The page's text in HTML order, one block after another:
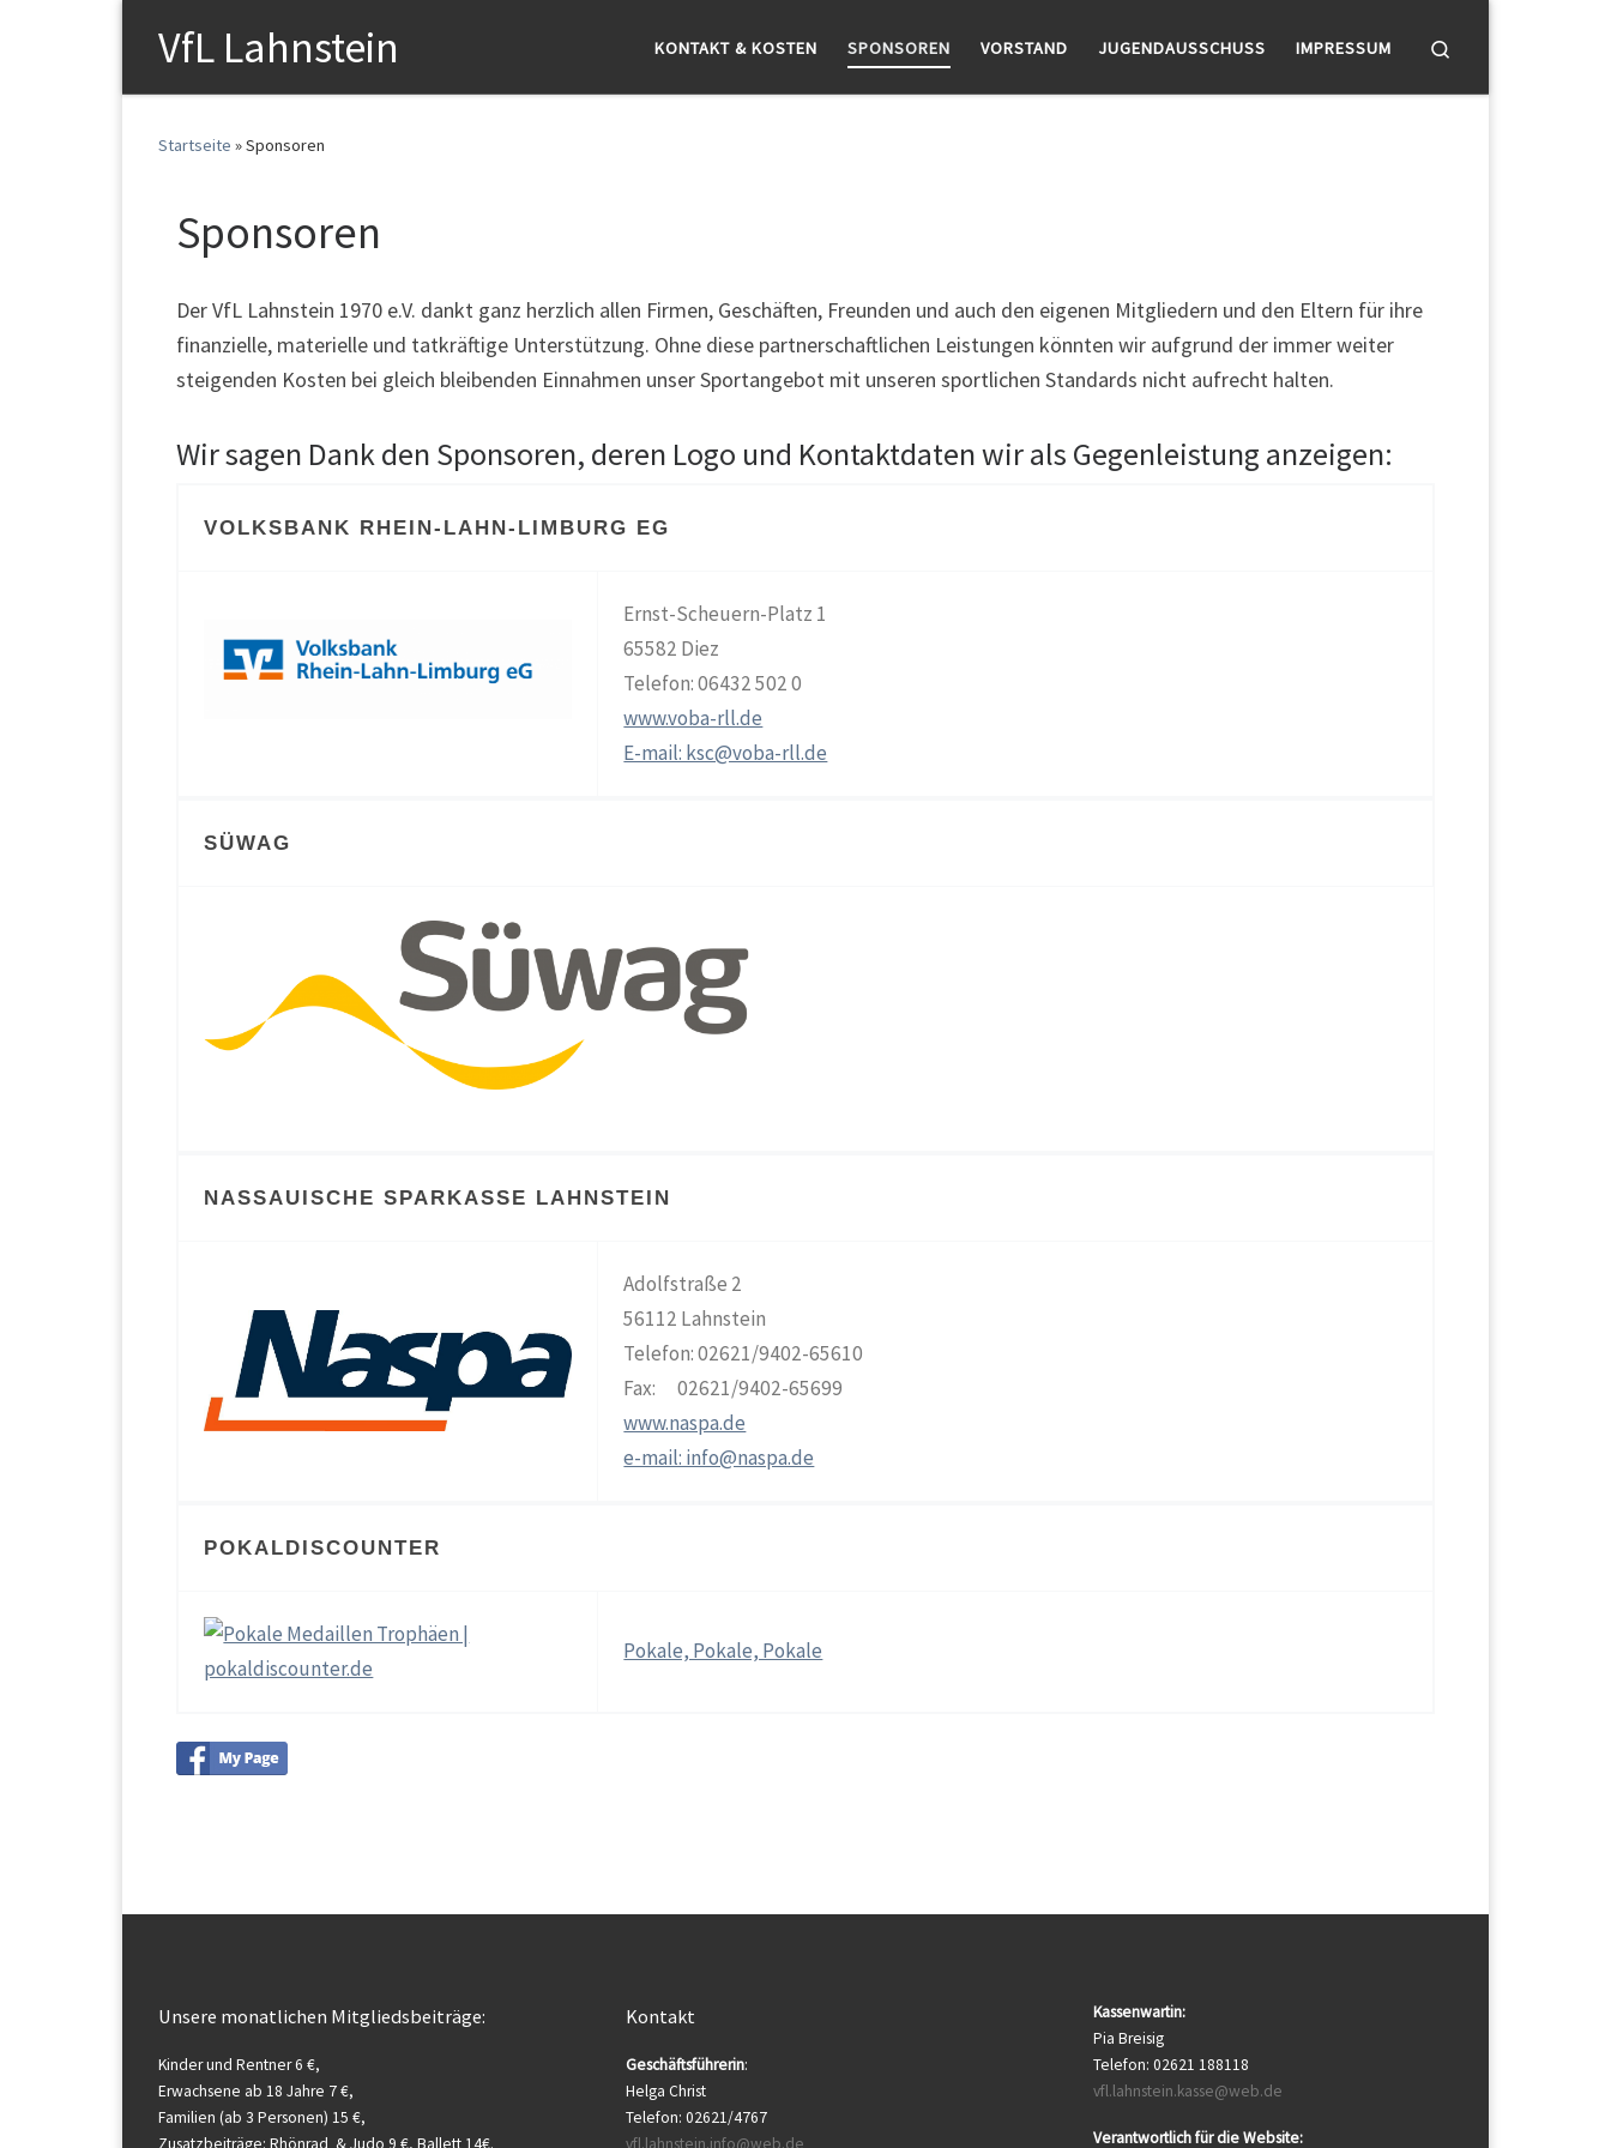
VfL Lahnstein KONTAKT & KOSTEN SPONSOREN VORSTAND JUGENDAUSSCHUSS IMPRESSUM
Startseite »Sponsoren
Sponsoren
Der VfL Lahnstein 1970 e.V. dankt ganz herzlich allen Firmen, Geschäften, Freunden und auch den eigenen Mitgliedern und den Eltern für ihre
finanzielle, materielle und tatkräftige Unterstützung. Ohne diese partnerschaftlichen Leistungen könnten wir aufgrund der immer weiter
steigenden Kosten bei gleich bleibenden Einnahmen unser Sportangebot mit unseren sportlichen Standards nicht aufrecht halten.
Wir sagen Dank den Sponsoren, deren Logo und Kontaktdaten wir als Gegenleistung anzeigen:
VOLKSBANK RHEIN-LAHN-LIMBURG EG
Ernst-Scheuern-Platz 1
65582 Diez
Telefon: 06432 502 0
www.voba-rll.de
E-mail: ksc@voba-rll.de
SÜWAG
NASSAUISCHE SPARKASSE LAHNSTEIN
Adolfstraße 2
56112 Lahnstein
Telefon: 02621/9402-65610
Fax: 02621/9402-65699
www.naspa.de
e-mail: info@naspa.de
POKALDISCOUNTER
Pokale, Pokale, Pokale
Unsere monatlichen Mitgliedsbeiträge:
Kinder und Rentner 6 €,
Erwachsene ab 18 Jahre 7 €,
Familien (ab 3 Personen) 15 €,
Zusatzbeiträge: Rhönrad & Judo 9 €, Ballett 14€.
Kontakt
Geschäftsführerin:
Helga Christ
Telefon: 02621/4767
vfl.lahnstein.info@web.de
Kassenwartin:
Pia Breisig
Telefon: 02621 188118
vfl.lahnstein.kasse@web.de
Verantwortlich für die Website: